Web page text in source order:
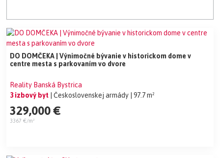
DO DOMČEKA | Výnimočné bývanie v historickom dome v
centre mesta s parkovaním vo dvore
Reality Banská Bystrica
3 izbový byt | Československej armády | 97.7 m²
329,000 €
3367 €/m²